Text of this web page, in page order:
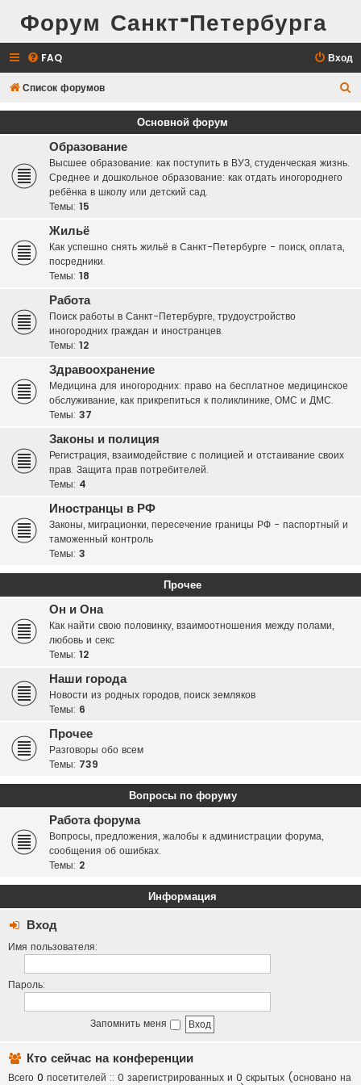
Форум Санкт-Петербурга
FAQ Вход
Список форумов
о
Основной форум
Образование
Высшее образование: как поступить в ВУЗ, студенческая жизнь.
Среднее и дошкольное образование: как отдать иногороднего
ребёнка в школу или детский сад.
Темы: 15
Жильё
Как успешно снять жильё в Санкт-Петербурге - поиск, оплата,
посредники.
Темы: 18
Работа
Поиск работы в Санкт-Петербурге, трудоустройство
иногородних граждан и иностранцев.
Темы: 12
Здравоохранение
Медицина для иногородних: право на бесплатное медицинское
обслуживание, как прикрепиться к поликлинике, ОМС и ДМС.
Темы: 37
Законы и полиция
Регистрация, взаимодействие с полицией и отстаивание своих
прав. Защита прав потребителей.
Темы: 4
Иностранцы в РФ
Законы, миграционки, пересечение границы РФ - паспортный и
таможенный контроль
Темы: 3
Прочее
Он и Она
Как найти свою половинку, взаимоотношения между полами,
любовь и секс
Темы: 12
Наши города
Новости из родных городов, поиск земляков
Темы: 6
Прочее
Разговоры обо всем
Темы: 739
Вопросы по форуму
Работа форума
Вопросы, предложения, жалобы к администрации форума,
сообщения об ошибках.
Темы: 2
Информация
Вход
Имя пользователя:
Пароль:
Запомнить меня
Кто сейчас на конференции
Всего 0 посетителей :: 0 зарегистрированных и 0 скрытых (основано на